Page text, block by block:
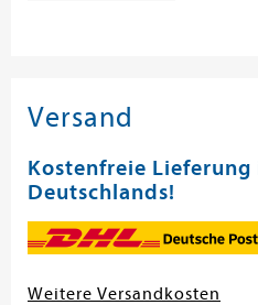
Versand
Kostenfreie
Deutschlands!
Weitere Versandkosten